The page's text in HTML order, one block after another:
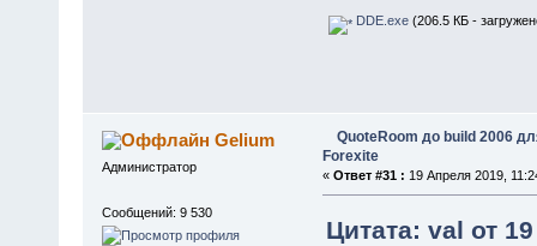
DDE.exe(206.5 КБ -
Gelium
Администратор
Сообщений: 9 530
QuoteRoom до build 2006
Forexite
« Ответ #31 : 19 Апреля 2019,
Цитата: val от